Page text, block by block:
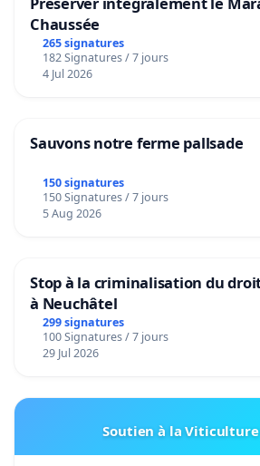
Chaussée
265 signatures
182 Signatures / 7 jours
4 Jul 2026
Sauvons notre ferme pallsade
150 signatures
150 Signatures / 7 jours
5 Aug 2026
Stop à la criminalisation du
à Neuchâtel
299 signatures
100 Signatures / 7 jours
29 Jul 2026
Soutien à la Viticulture